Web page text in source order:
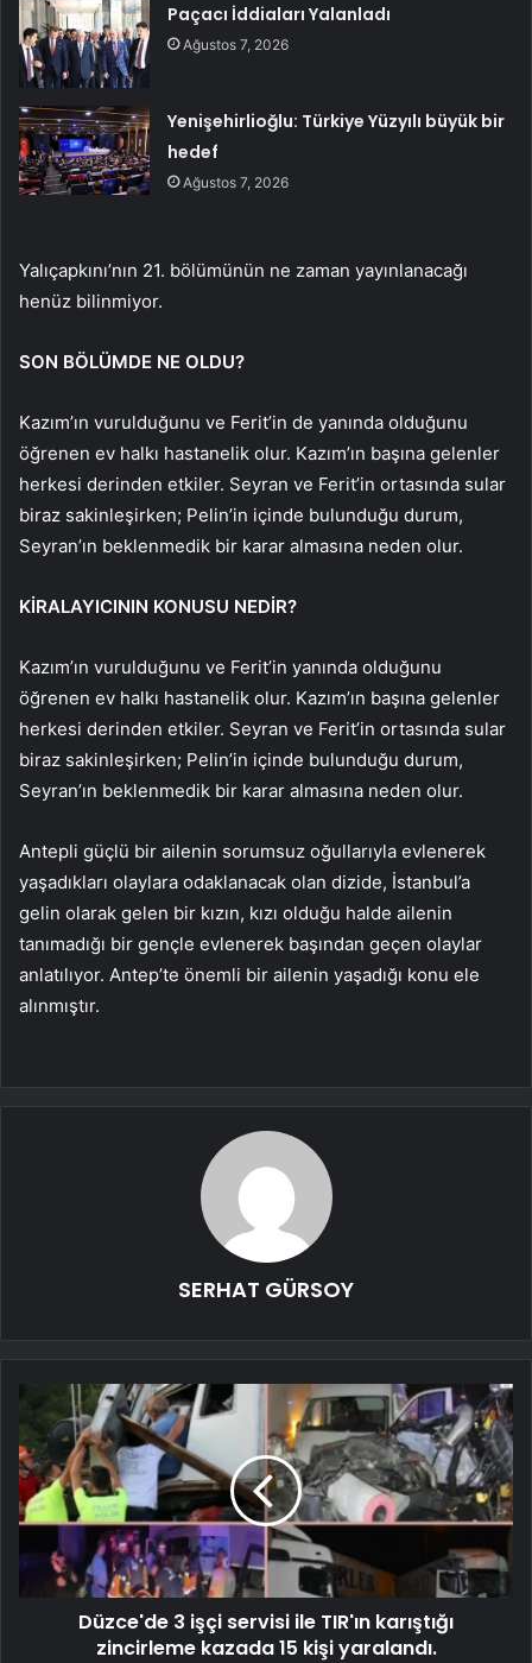
Paçacı İddiaları Yalanladı
Ağustos 7, 2026
Yenişehirlioğlu: Türkiye Yüzyılı büyük bir
hedef
Ağustos 7, 2026
Yalıçapkını’nın 21. bölümünün ne zaman yayınlanacağı
henüz bilinmiyor.
SON BÖLÜMDE NE OLDU?
Kazım’ın vurulduğunu ve Ferit’in de yanında olduğunu
öğrenen ev halkı hastanelik olur. Kazım’ın başına gelenler
herkesi derinden etkiler. Seyran ve Ferit’in ortasında sular
biraz sakinleşirken; Pelin’in içinde bulunduğu durum,
Seyran’ın beklenmedik bir karar almasına neden olur.
KİRALAYICININ KONUSU NEDİR?
Kazım’ın vurulduğunu ve Ferit’in yanında olduğunu
öğrenen ev halkı hastanelik olur. Kazım’ın başına gelenler
herkesi derinden etkiler. Seyran ve Ferit’in ortasında sular
biraz sakinleşirken; Pelin’in içinde bulunduğu durum,
Seyran’ın beklenmedik bir karar almasına neden olur.
Antepli güçlü bir ailenin sorumsuz oğullarıyla evlenerek
yaşadıkları olaylara odaklanacak olan dizide, İstanbul’a
gelin olarak gelen bir kızın, kızı olduğu halde ailenin
tanımadığı bir gençle evlenerek başından geçen olaylar
anlatılıyor. Antep’te önemli bir ailenin yaşadığı konu ele
alınmıştır.
SERHAT GÜRSOY
Düzce'de 3 işçi servisi ile TIR'ın karıştığı
zincirleme kazada 15 kişi yaralandı.